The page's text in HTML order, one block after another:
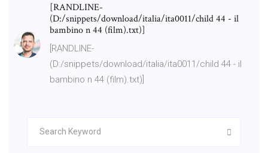
[RANDLINE-
(D:/snippets/download/italia/ita0011/child 44 - il
bambino n 44 (film).txt)]
[RANDLINE-
(D:/snippets/download/italia/ita0011/child 44 - il
bambino n 44 (film).txt)]